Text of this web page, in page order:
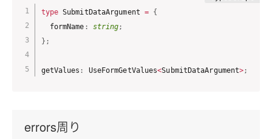
type SubmitDataArgument = {
  formName
: string ;
} ;
getValues : UseFormGetValues<SubmitDataArgument> ;
errors周り